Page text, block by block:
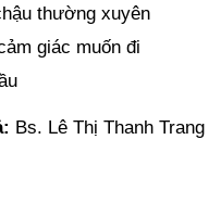
thường xuyên
giác muốn đi
Bs. Lê Thị Thanh Trang